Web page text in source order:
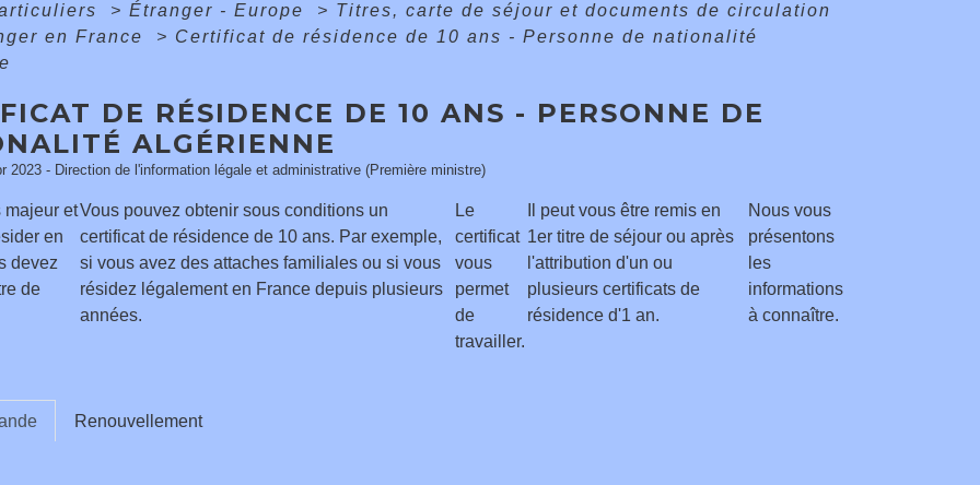
> Étranger - Europe > Titres, carte de séjour et documents de circulation
en France
> Certificat de résidence de 10 ans - Personne de nationalité
DE RÉSIDENCE DE 10 ANS - PERSONNE DE
ALGÉRIENNE
2023 - Direction de l'information légale et administrative (Première ministre)
majeur et
en
devez
de
Vous pouvez obtenir sous conditions un
certificat de résidence de 10 ans. Par exemple,
si vous avez des attaches familiales ou si vous
résidez légalement en France depuis plusieurs
années.
Le
certificat
vous
permet
de
travailler.
Il peut vous être remis en
1er titre de séjour ou après
l'attribution d'un ou
plusieurs certificats de
résidence d'1 an.
Nous vous
présentons
les
informations
à connaître.
Renouvellement